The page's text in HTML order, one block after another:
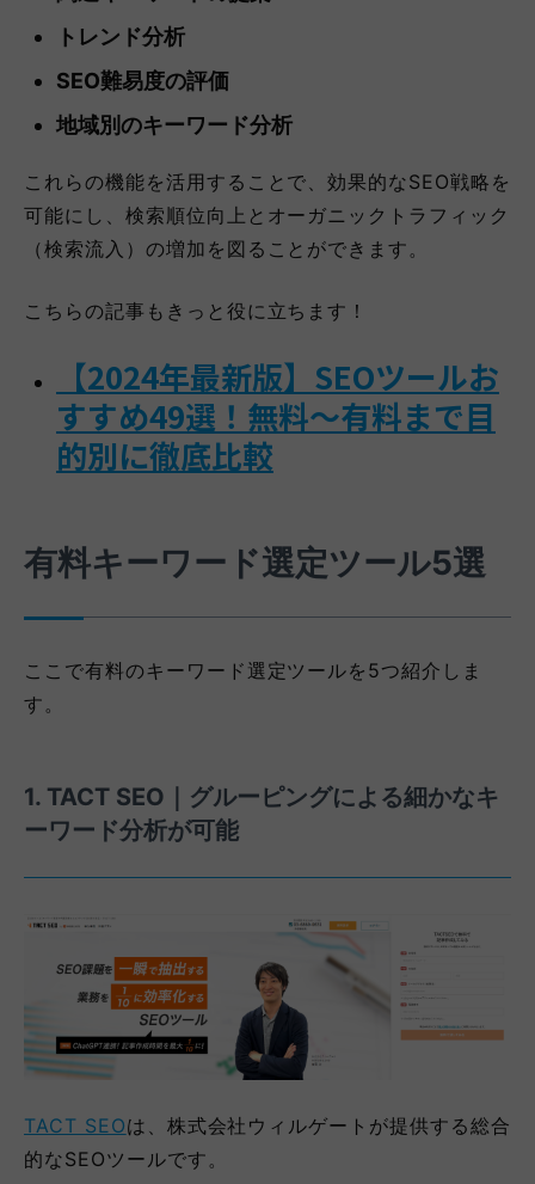
トレンド分析
SEO難易度の評価
地域別のキーワード分析
これらの機能を活用することで、効果的なSEO戦略を
可能にし、検索順位向上とオーガニックトラフィック
（検索流入）の増加を図ることができます。
こちらの記事もきっと役に立ちます！
【2024年最新版】SEOツールお
すすめ49選！無料～有料まで目
的別に徹底比較
有料キーワード選定ツール5選
ここで有料のキーワード選定ツールを5つ紹介しま
す。
1. TACT SEO｜グルーピングによる細かなキ
ーワード分析が可能
TACT SEOは、株式会社ウィルゲートが提供する総合
的なSEOツールです。